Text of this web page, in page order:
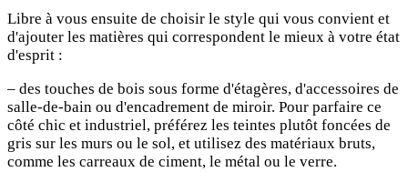
Libre à vous ensuite de choisir le style qui vous convient et
d'ajouter les matières qui correspondent le mieux à votre état
d'esprit :
– des touches de bois sous forme d'étagères, d'accessoires de
salle-de-bain ou d'encadrement de miroir. Pour parfaire ce
côté chic et industriel, préférez les teintes plutôt foncées de
gris sur les murs ou le sol, et utilisez des matériaux bruts,
comme les carreaux de ciment, le métal ou le verre.